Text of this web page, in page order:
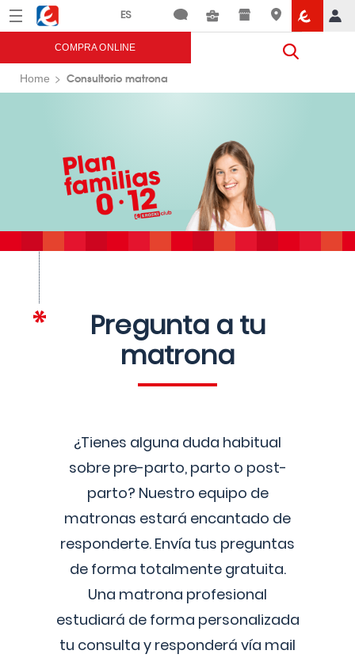
Menú Eroski
COMPRA ONLINE
Home Consultorio matrona
Pregunta a tu
matrona
¿Tienes alguna duda habitual
sobre pre-parto, parto o post-
parto? Nuestro equipo de
matronas estará encantado de
responderte. Envía tus preguntas
de forma totalmente gratuita.
Una matrona profesional
estudiará de forma personalizada
tu consulta y responderá vía mail